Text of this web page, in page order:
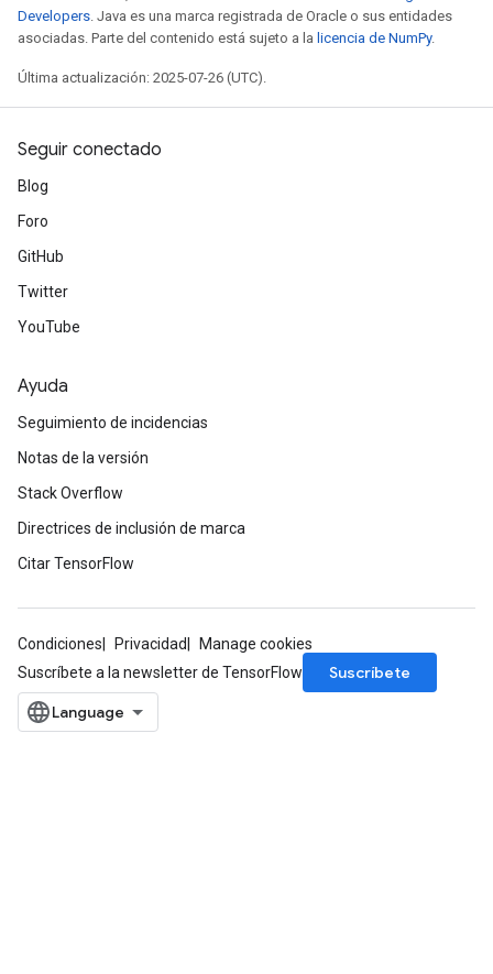
Developers. Java es una marca registrada de Oracle o sus entidades
asociadas. Parte del contenido está sujeto a la licencia de NumPy.
Última actualización: 2025-07-26 (UTC).
Seguir conectado
Blog
Foro
GitHub
Twitter
YouTube
Ayuda
Seguimiento de incidencias
Notas de la versión
Stack Overflow
Directrices de inclusión de marca
Citar TensorFlow
Condiciones Privacidad
Manage cookies
Suscríbete a la newsletter de TensorFlow
Suscríbete